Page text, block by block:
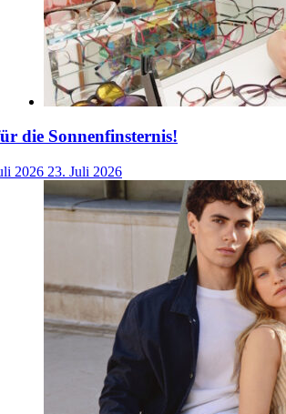
die Sonnenfinsternis!
2026 23. Juli 2026